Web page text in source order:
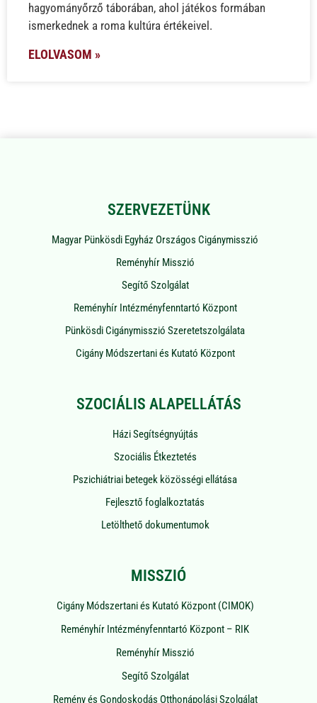
hagyományőrző táborában, ahol játékos formában
ismerkednek a roma kultúra értékeivel.
ELOLVASOM »
SZERVEZETÜNK
Magyar Pünkösdi Egyház Országos Cigánymisszió
Reményhír Misszió
Segítő Szolgálat
Reményhír Intézményfenntartó Központ
Pünkösdi Cigánymisszió Szeretetszolgálata
Cigány Módszertani és Kutató Központ
SZOCIÁLIS ALAPELLÁTÁS
Házi Segítségnyújtás
Szociális Étkeztetés
Pszichiátriai betegek közösségi ellátása
Fejlesztő foglalkoztatás
Letölthető dokumentumok
MISSZIÓ
Cigány Módszertani és Kutató Központ (CIMOK)
Reményhír Intézményfenntartó Központ – RIK
Reményhír Misszió
Segítő Szolgálat
Remény és Gondoskodás Otthonápolási Szolgálat